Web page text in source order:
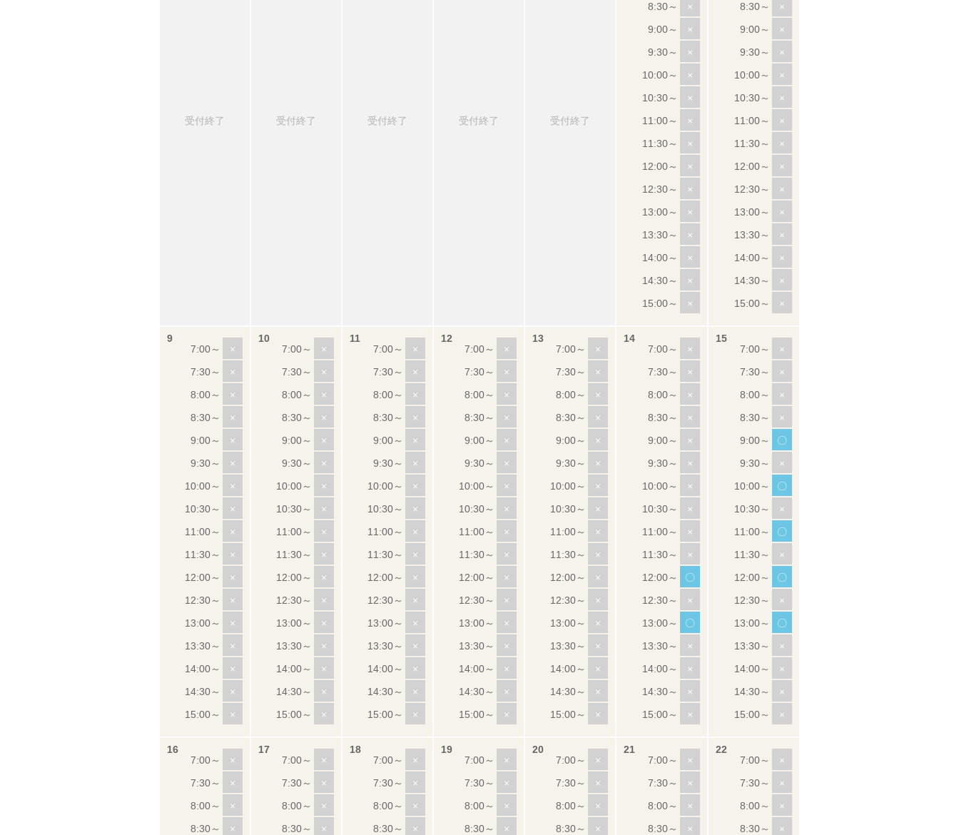
受付終了 受付終了 受付終了 受付終了 受付終了
×
×
×
×
×
×
×
×
×
×
×
×
×
×
×
×
×
×
×
×
×
×
×
×
×
×
×
×
×
×
×
×
×
×
×
×
×
×
×
×
×
×
×
×
×
×
×
×
×
×
×
×
×
×
×
×
×
×
×
×
×
×
×
×
×
×
×
×
×
×
×
×
×
×
×
×
×
×
×
×
×
×
×
×
×
×
×
×
×
×
×
×
×
×
×
×
×
×
×
×
×
×
×
×
×
×
×
×
×
×
×
×
×
×
×
×
×
×
×
×
×
×
×
〇
×
〇
×
×
×
×
×
×
×
×
〇
×
〇
×
〇
×
〇
×
〇
×
×
×
×
×
×
×
×
×
×
×
×
×
×
×
×
×
×
×
×
×
×
×
×
×
×
×
×
×
×
×
×